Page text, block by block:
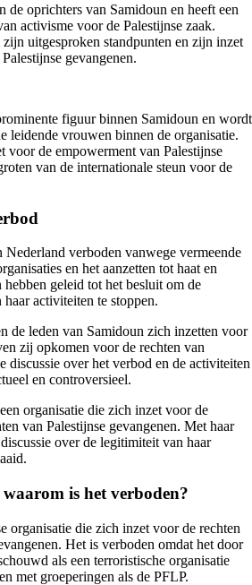
de oprichters van Samidoun en heeft een
activisme voor de Palestijnse zaak.
uitgesproken standpunten en zijn inzet
gevangenen.
figuur binnen Samidoun en wordt
leidende vrouwen binnen de organisatie.
voor de empowerment van Palestijnse
van de internationale steun voor de
verboden vanwege vermeende
en het aanzetten tot haat en
geleid tot het besluit om de
activiteiten te stoppen.
de leden van Samidoun zich inzetten voor
zij opkomen voor de rechten van
discussie over het verbod en de activiteiten
en controversieel.
organisatie die zich inzet voor de
van Palestijnse gevangenen. Met haar
over de legitimiteit van haar
is het verboden?
organisatie die zich inzet voor de rechten
Het is verboden omdat het door
als een terroristische organisatie
met groeperingen als de PFLP.